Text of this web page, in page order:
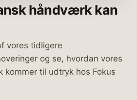
håndværk kan
vores tidligere
og se, hvordan vores
kommer til udtryk hos Fokus